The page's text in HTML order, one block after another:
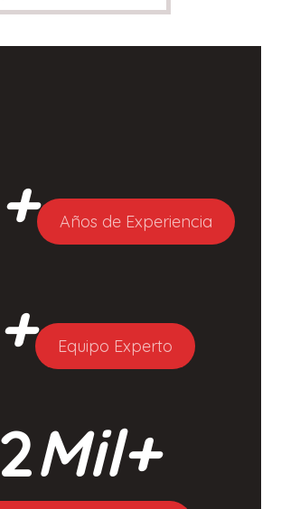
+ Años de Experiencia
+ Equipo Experto
2Mil+